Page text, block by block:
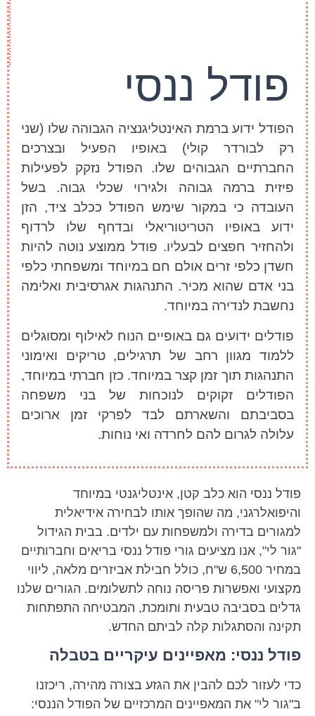
פודל ננסי
הפודל ידוע ברמת האינטליגנציה הגבוהה שלו (שני
רק לבורדר קולי) באופיו הפעיל ובצרכים
החברתיים הגבוהים שלו. הפודל נזקק לפעילות
פיזית ברמה גבוהה ולגירוי שכלי גבוה. בשל
העובדה כי במקור שימש הפודל ככלב ציד, הזן
ידוע באופיו הטריטוריאלי ובדחף שלו לרדוף
ולהחזיר חפצים לבעליו. פודל ממוצע נוטה להיות
חשדן כלפי זרים אולם חם במיוחד ומשפחתי כלפי
בני אדם שהוא מכיר. התנהגות אגרסיבית ואלימה
נחשבת לנדירה במיוחד.
פודלים ידועים גם באופיים הנוח לאילוף ומסוגלים
ללמוד מגוון רחב של תרגילים, טריקים ואימוני
התנהגות תוך זמן קצר במיוחד. כזן חברתי במיוחד,
הפודלים זקוקים לנוכחות של בני משפחה
בסביבתם והשארתם לבד לפרקי זמן ארוכים
עלולה לגרום להם לחרדה ואי נוחות.
פודל ננסי הוא כלב קטן, אינטליגנטי במיוחד
והיפואלרגני, מה שהופך אותו לבחירה אידיאלית
למגורים בדירה ולמשפחות עם ילדים. בבית הגידול
"גור לי", אנו מציעים גורי פודל ננסי בריאים וחברותיים
במחיר 6,500 ש"ח, כולל חבילת אביזרים מלאה, ליווי
מקצועי ואפשרות פריסה נוחה לתשלומים. הגורים שלנו
גדלים בסביבה טבעית ותומכת, המבטיחה התפתחות
תקינה והסתגלות קלה לביתם החדש.
פודל ננסי: מאפיינים עיקריים בטבלה
כדי לעזור לכם להבין את הגזע בצורה מהירה, ריכזנו
ב"גור לי" את המאפיינים המרכזיים של הפודל הננסי: